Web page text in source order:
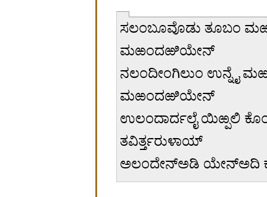
ಸಲಂಬೂವೊಡು ತೂಬಂ
ಮಱಂದಱಿಯೇನ್
ನಲಂದೀಂಗಿಲುಂ
ಮಱಂದಱಿಯೇನ್
ಉಲಂದಾರ್ದಲೈ ಯಿಱ್ಪಲಿ
ತವಿರ್ತ್ತರುಳಾಯ್
ಅಲಂದೇನ್ಅಡಿ ಯೇನ್ಅದಿ